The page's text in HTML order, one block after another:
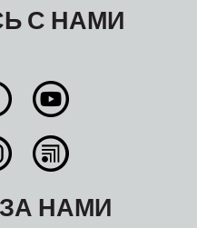
С НАМИ
НАМИ